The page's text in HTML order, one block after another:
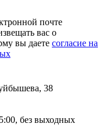
почте
вас о
вы даете согласие на
38
без выходных